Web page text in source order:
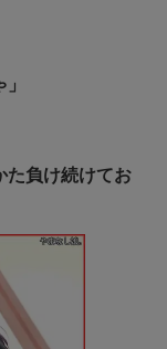
た負け続けてお